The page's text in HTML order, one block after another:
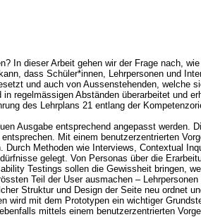
In dieser Arbeit gehen wir der Frage nach,
dass Schüler*innen, Lehrpersonen und
und auch von Aussenstehenden, welche
regelmässigen Abständen überarbeitet und
des Lehrplans 21 entlang der
Ausgabe entsprechend angepasst werden.
Mit einem benutzerzentrierten
Methoden wie Interviews, Contextual
gelegt. Von Personas über die
Testings sollen die Gewissheit bringen,
Teil der User ausmachen –
Struktur und Design der Seite neu ordnet
wird mit dem Prototypen ein wichtiger
mittels einem benutzerzentrierten